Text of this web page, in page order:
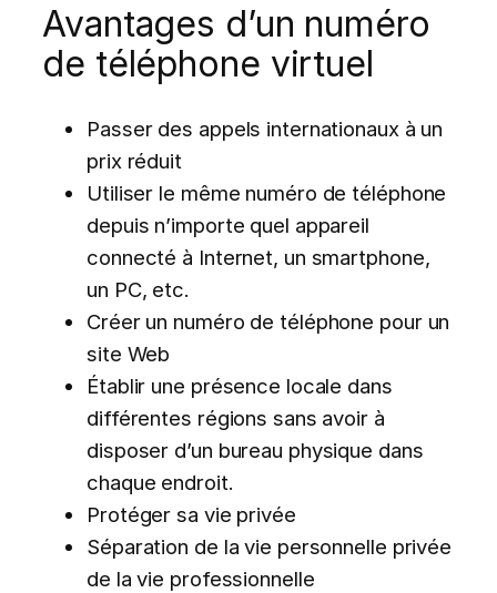
Avantages d’un numéro
de téléphone virtuel
Passer des appels internationaux à un
prix réduit
Utiliser le même numéro de téléphone
depuis n’importe quel appareil
connecté à Internet, un smartphone,
un PC, etc.
Créer un numéro de téléphone pour un
site Web
Établir une présence locale dans
différentes régions sans avoir à
disposer d’un bureau physique dans
chaque endroit.
Protéger sa vie privée
Séparation de la vie personnelle privée
de la vie professionnelle